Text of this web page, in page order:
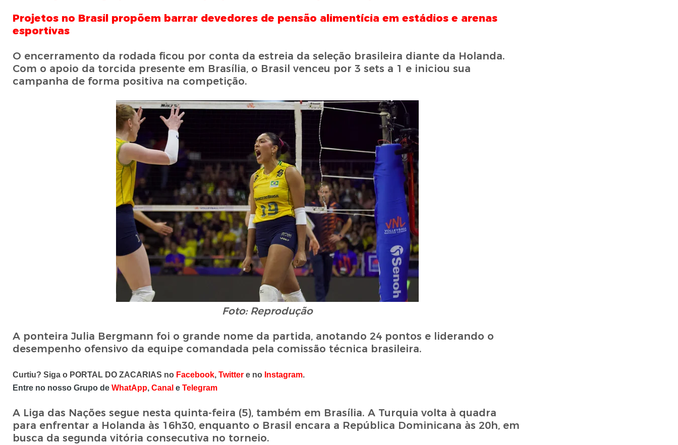
Projetos no Brasil propõem barrar devedores de pensão alimentícia em estádios e arenas
esportivas
O encerramento da rodada ficou por conta da estreia da seleção brasileira diante da Holanda.
Com o apoio da torcida presente em Brasília, o Brasil venceu por 3 sets a 1 e iniciou sua
campanha de forma positiva na competição.
Foto: Reprodução
A ponteira Julia Bergmann foi o grande nome da partida, anotando 24 pontos e liderando o
desempenho ofensivo da equipe comandada pela comissão técnica brasileira.
Curtiu? Siga o PORTAL DO ZACARIAS no Facebook, Twittere no Instagram.
Entre no nosso Grupo de WhatApp, Canal e Telegram
A Liga das Nações segue nesta quinta-feira (5), também em Brasília. A Turquia volta à quadra
para enfrentar a Holanda às 16h30, enquanto o Brasil encara a República Dominicana às 20h, em
busca da segunda vitória consecutiva no torneio.